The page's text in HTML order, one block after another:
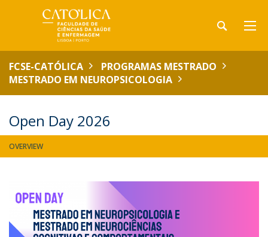
FCSE-CATÓLICA
PROGRAMAS MESTRADO
MESTRADO EM NEUROPSICOLOGIA
Open Day 2026
OVERVIEW